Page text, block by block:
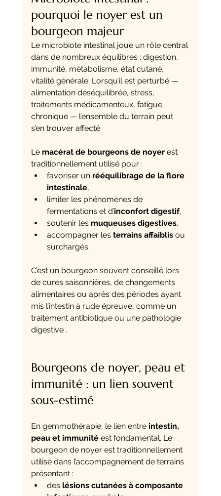
pourquoi le noyer est un
bourgeon majeur
Le microbiote intestinal joue un rôle central
dans de nombreux équilibres : digestion,
immunité, métabolisme, état cutané,
vitalité générale. Lorsqu’il est perturbé —
alimentation déséquilibrée, stress,
traitements médicamenteux, fatigue
chronique — l’ensemble du terrain peut
s’en trouver affecté.
Le macérat de bourgeons de noyer est
traditionnellement utilisé pour :
favoriser un rééquilibrage de la flore
intestinale,
limiter les phénomènes de
fermentations et d’inconfort digestif,
soutenir les muqueuses digestives,
accompagner les terrains affaiblis ou
surchargés.
C’est un bourgeon souvent conseillé lors
de cures saisonnières, de changements
alimentaires ou après des périodes ayant
mis l’intestin à rude épreuve, comme un
traitement antibiotique ou une pathologie
digestive .
Bourgeons de noyer, peau et
immunité : un lien souvent
sous-estimé
En gemmothérapie, le lien entre intestin,
peau et immunité est fondamental. Le
bourgeon de noyer est traditionnellement
utilisé dans l’accompagnement de terrains
présentant :
des lésions cutanées à composante